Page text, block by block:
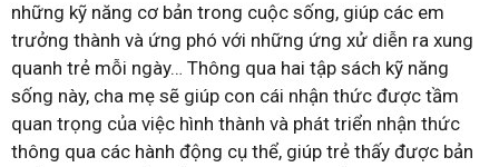
những kỹ năng cơ bản trong cuộc sống, giúp các em
trưởng thành và ứng phó với những ứng xử diễn ra xung
quanh trẻ mỗi ngày… Thông qua hai tập sách kỹ năng
sống này, cha mẹ sẽ giúp con cái nhận thức được tầm
quan trọng của việc hình thành và phát triển nhận thức
thông qua các hành động cụ thể, giúp trẻ thấy được bản